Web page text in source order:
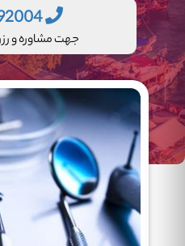
02188992004
جهت مشاوره و